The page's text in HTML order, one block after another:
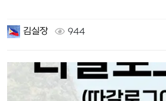
김실장 944